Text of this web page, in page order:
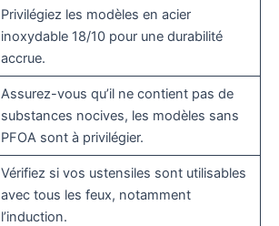
Privilégiez les modèles en acier
inoxydable 18/10 pour une durabilité
accrue.
Assurez-vous qu’il ne contient pas de
substances nocives, les modèles sans
PFOA sont à privilégier.
Vérifiez si vos ustensiles sont utilisables
avec tous les feux, notamment
l’induction.